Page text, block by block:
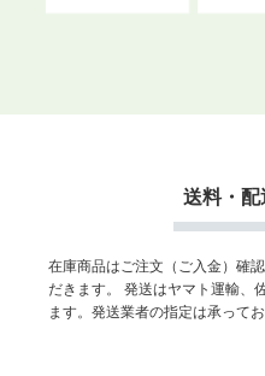
送料・配
在庫商品はご注文（ご入金）確
だきます。
発送はヤマト運輸、
ます。発送業者の指定は承ってお